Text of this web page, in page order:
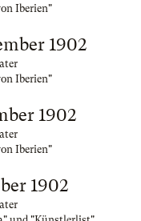
Iberien"
1902
Iberien"
1902
Iberien"
1902